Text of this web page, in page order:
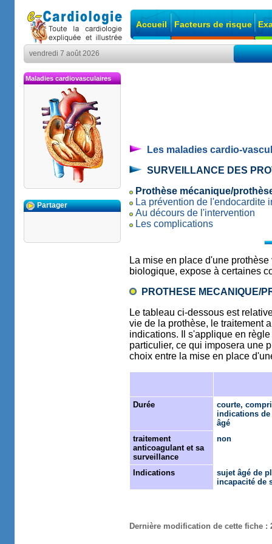
Accueil Facteurs de risque
vendredi 7 août 2026
Maladies cardiovasculaires
Partager
Les maladies cardio-
SURVEILLANCE DES
Prothèse mécanique/
La prévention de l'endocardite
Au décours de l'intervention
Les complications
La mise en place d'une
biologique, expose à certaines
PROTHESE MECANIQUE/
Le tableau ci-dessous est
vie de la prothèse, le traitement
indications. Il s'applique en
particulier, ce qui imposera une
choix entre la mise en place
Durée
courte,
indications
âgé
traitement
anticoagulant et sa
surveillance
non
Indications
sujet âgé de
incapacité de
Dernière modification de cette fiche :